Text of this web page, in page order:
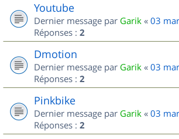
Youtube
Dernier message par Garik « 03
Réponses : 2
Dmotion
Dernier message par Garik « 03
Réponses : 2
Pinkbike
Dernier message par Garik « 03
Réponses : 2